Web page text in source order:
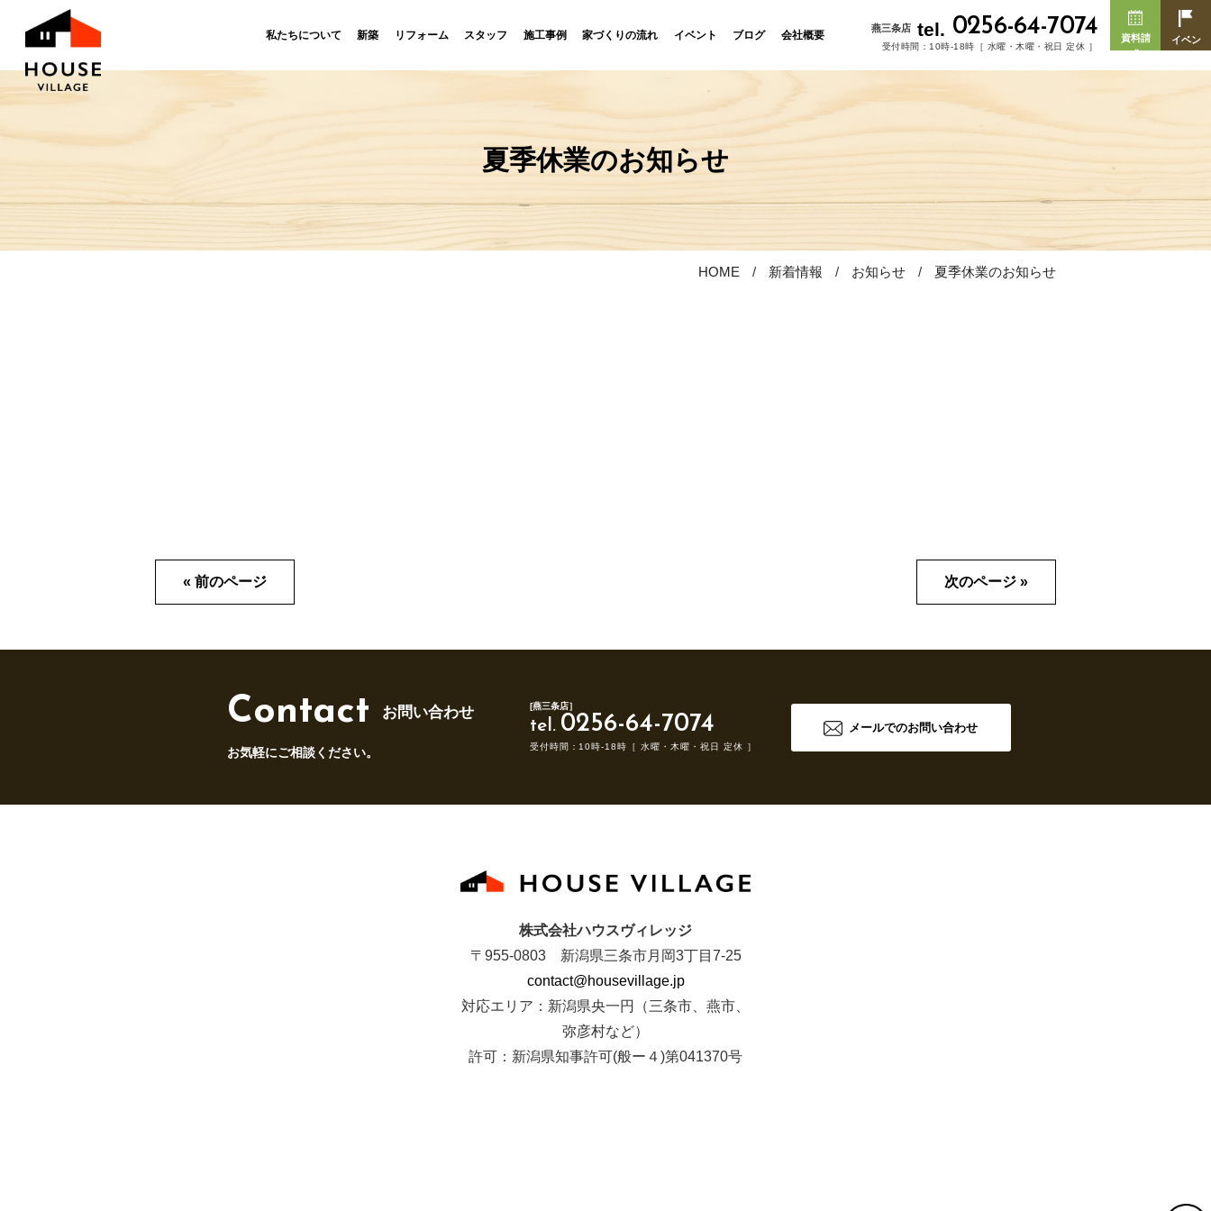
私たちについて 新築 リフォーム スタッフ 施工事例 家づくりの流れ イベント ブログ 会社概要
燕三条店 tel. 0256-64-7074
受付時間：10時-18時［ 水曜・木曜・祝日 定休 ］
資料請
求
イベン
夏季休業のお知らせ
HOME 新着情報 お知らせ 夏季休業のお知らせ
« 前のページ 次のページ »
Contact お問い合わせ
お気軽にご相談ください。
[燕三条店］
tel. 0256-64-7074
受付時間：10時-18時［ 水曜・木曜・祝日 定休 ］
メールでのお問い合わせ
株式会社ハウスヴィレッジ
〒955-0803 新潟県三条市月岡3丁目7-25
contact@housevillage.jp
対応エリア：新潟県央一円（三条市、燕市、
弥彦村など）
許可：新潟県知事許可(般ー４)第041370号